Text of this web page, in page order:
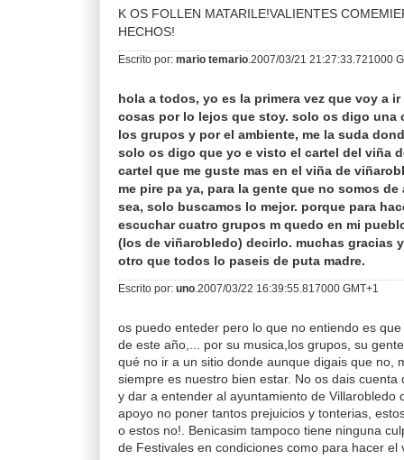
K OS FOLLEN MATARILE!VALIENTES
HECHOS!
Escrito por: mario temario .2007/03/21 21:27:33.721000
hola a todos, yo es la primera vez que voy a
cosas por lo lejos que stoy. solo os digo una
los grupos y por el ambiente, me la suda
solo os digo que yo e visto el cartel del viña
cartel que me guste mas en el viña de
me pire pa ya, para la gente que no somos
sea, solo buscamos lo mejor. porque para
escuchar cuatro grupos m quedo en mi
(los de viñarobledo) decirlo. muchas gracias
otro que todos lo paseis de puta madre.
Escrito por: uno .2007/03/22 16:39:55.817000 GMT+1
os puedo enteder pero lo que no entiendo es
de este año,... por su musica,los grupos, su
qué no ir a un sitio donde aunque digais que no,
siempre es nuestro bien estar. No os dais cuenta
y dar a entender al ayuntamiento de Villarobledo
apoyo no poner tantos prejuicios y tonterias,
o estos no!. Benicasim tampoco tiene ninguna
de Festivales en condiciones como para hacer el